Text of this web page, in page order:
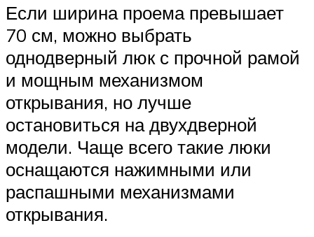
Если ширина проема превышает
70 см, можно выбрать
однодверный люк с прочной рамой
и мощным механизмом
открывания, но лучше
остановиться на двухдверной
модели. Чаще всего такие люки
оснащаются нажимными или
распашными механизмами
открывания.